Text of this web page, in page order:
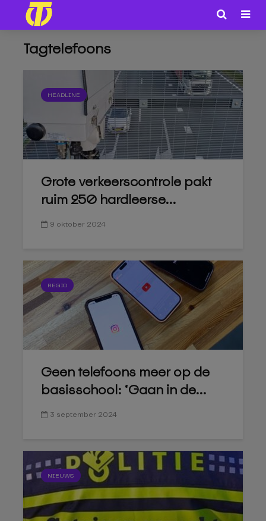
Tagtelefoons
HEADLINE
Grote verkeerscontrole pakt
ruim 250 hardleerse...
9 oktober 2024
REGIO
Geen telefoons meer op de
basisschool: ‘Gaan in de...
3 september 2024
NIEUWS